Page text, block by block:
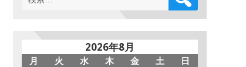
索:
2026年8月
月 火 水 木 金 土
日